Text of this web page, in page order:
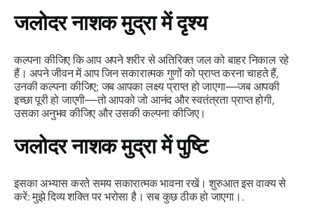
जलोदर नाशक मुद्रामें दृश्य
कल्पना कीजिए कि आप अपने शरीर से अतिरिक्त जल को बाहर निकाल रहे
हैं। अपने जीवन में आप जिन सकारात्मक गुणों को प्राप्त करना चाहते हैं,
उनकी कल्पना कीजिए; जब आपका लक्ष्य प्राप्त हो जाएगा—जब आपकी
इच्छा पूरी हो जाएगी—तो आपको जो आनंद और स्वतंत्रता प्राप्त होगी,
उसका अनुभव कीजिए और उसकी कल्पना कीजिए।
जलोदर नाशक मुद्रामें पुष्टि
इसका अभ्यास करते समय सकारात्मक भावना रखें। शुरुआत इस वाक्य से
करें: मुझे दिव्य शक्ति पर भरोसा है। सब कुछ ठीक हो जाएगा।.